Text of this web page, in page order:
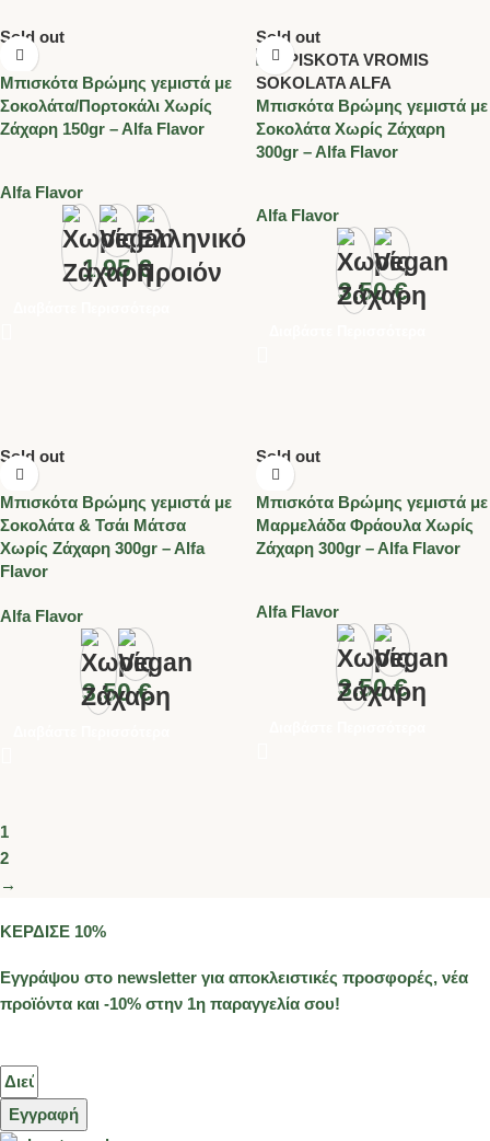
Sold out
Μπισκότα Βρώμης γεμιστά με
Σοκολάτα/Πορτοκάλι Χωρίς
Ζάχαρη 150gr – Alfa Flavor
Alfa Flavor
1.95€
Sold out
Μπισκότα Βρώμης γεμιστά με
Σοκολάτα Χωρίς Ζάχαρη
300gr – Alfa Flavor
Alfa Flavor
3.50€
Sold out
Μπισκότα Βρώμης γεμιστά με
Σοκολάτα & Τσάι Μάτσα
Χωρίς Ζάχαρη 300gr – Alfa
Flavor
Alfa Flavor
3.50€
Sold out
Μπισκότα Βρώμης γεμιστά με
Μαρμελάδα Φράουλα Χωρίς
Ζάχαρη 300gr – Alfa Flavor
Alfa Flavor
3.50€
1
2
→
ΚΕΡΔΙΣΕ 10%
Εγγράψου στο newsletter για αποκλειστικές προσφορές, νέα
προϊόντα και -10% στην 1η παραγγελία σου!
Εγγραφή